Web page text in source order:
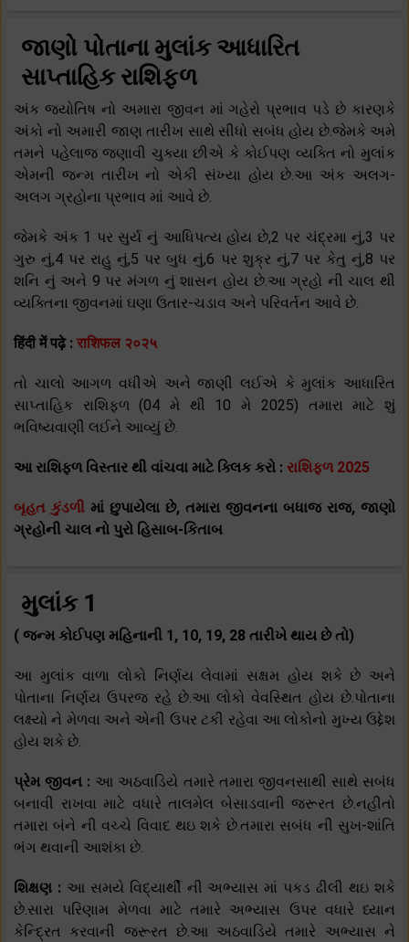
જાણો પોતાના મુલાંક આધારિત
સાપ્તાહિક રાશિફળ
અંક જ્યોતિષ નો અમારા જીવન માં ગહેરો પ્રભાવ પડે છે કારણકે
અંકો નો અમારી જાણ તારીખ સાથે સીધો સબંધ હોય છે.જેમકે અમે
તમને પહેલાજ જણાવી ચુક્યા છીએ કે કોઈપણ વ્યક્તિ નો મુલાંક
એમની જન્મ તારીખ નો એકી સંખ્યા હોય છે.આ અંક અલગ-
અલગ ગ્રહોના પ્રભાવ માં આવે છે.
જેમકે અંક 1 પર સુર્ય નું આધિપત્ય હોય છે,2 પર ચંદ્રમા નું,3 પર
ગુરુ નું,4 પર રાહુ નું,5 પર બુધ નું,6 પર શુક્ર નું,7 પર કેતુ નું,8 પર
શનિ નું અને 9 પર મંગળ નું શાસન હોય છે.આ ગ્રહો ની ચાલ થી
વ્યક્તિના જીવનમાં ઘણા ઉતાર-ચડાવ અને પરિવર્તન આવે છે.
हिंदी में पढ़े : राशिफल २०२५
તો ચાલો આગળ વધીએ અને જાણી લઈએ કે મુલાંક આધારિત
સાપ્તાહિક રાશિફળ (04 મે થી 10 મે 2025) તમારા માટે શું
ભવિષ્યવાણી લઈને આવ્યું છે.
આ રાશિફળ વિસ્તાર થી વાંચવા માટે ક્લિક કરો : રાશિફળ 2025
બૃહત કુંડળી માં છુપાયેલા છે, તમારા જીવનના બધાજ રાજ, જાણો
ગ્રહોની ચાલ નો પુરો હિસાબ-કિતાબ
મુલાંક 1
( જન્મ કોઈપણ મહિનાની 1, 10, 19, 28 તારીખે થાય છે તો)
આ મુલાંક વાળા લોકો નિર્ણય લેવામાં સક્ષમ હોય શકે છે અને
પોતાના નિર્ણય ઉપરજ રહે છે.આ લોકો વેવસ્થિત હોય છે.પોતાના
લક્ષ્યો ને મેળવા અને એની ઉપર ટકી રહેવા આ લોકોનો મુખ્ય ઉદ્દેશ
હોય શકે છે.
પ્રેમ જીવન : આ અઠવાડિયે તમારે તમારા જીવનસાથી સાથે સબંધ
બનાવી રાખવા માટે વધારે તાલમેલ બેસાડવાની જરૂરત છે.નહીતો
તમારા બંને ની વચ્ચે વિવાદ થઇ શકે છે.તમારા સબંધ ની સુખ-શાંતિ
ભંગ થવાની આશંકા છે.
શિક્ષણ : આ સમયે વિદ્યાર્થી ની અભ્યાસ માં પકડ ઢીલી થઇ શકે
છે.સારા પરિણામ મેળવા માટે તમારે અભ્યાસ ઉપર વધારે ધ્યાન
કેન્દ્રિત કરવાની જરૂરત છે.આ અઠવાડિયે તમારે અભ્યાસ ને